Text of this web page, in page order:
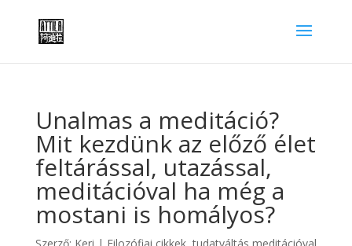
Unalmas a meditáció?
Mit kezdünk az előző élet
feltárással, utazással,
meditációval ha még a
mostani is homályos?